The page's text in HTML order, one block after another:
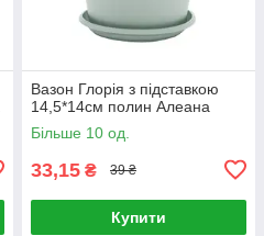
Вазон Глорія з підставкою
14,5*14см полин Алеана
Більше 10 од.
33,15 ₴ 39 ₴
Купити